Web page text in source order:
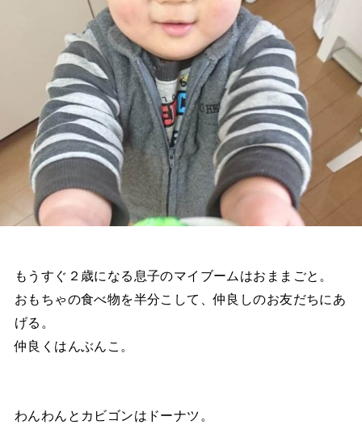
もうすぐ２歳になる息子のマイブームはおままごと。
おもちゃの食べ物を半分こして、仲良しのお友だちにあ
げる。
仲良くはんぶんこ。
わんわんとカビゴンはドーナツ。